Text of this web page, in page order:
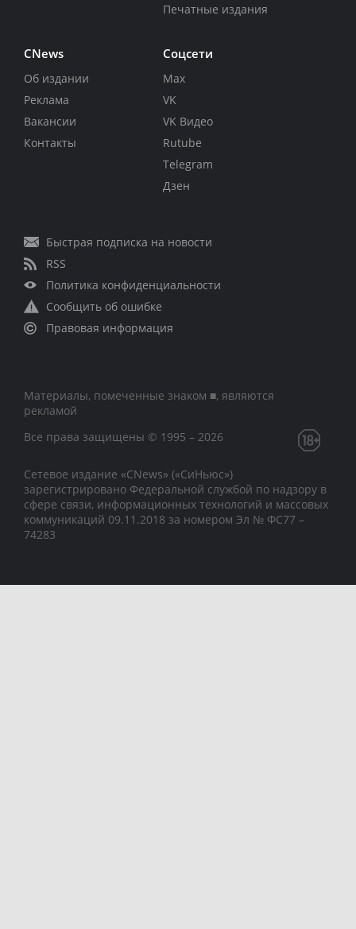
Печатные издания
CNews
Об издании
Реклама
Вакансии
Контакты
Соцсети
Max
VK
VK Видео
Rutube
Telegram
Дзен
Быстрая подписка на новости
RSS
Политика конфиденциальности
Сообщить об ошибке
Правовая информация
Материалы, помеченные знаком ■, являются
рекламой
Все права защищены © 1995 – 2026
Сетевое издание «CNews» («СиНьюс»)
зарегистрировано Федеральной службой по надзору в
сфере связи, информационных технологий и массовых
коммуникаций 09.11.2018 за номером Эл № ФС77 –
74283